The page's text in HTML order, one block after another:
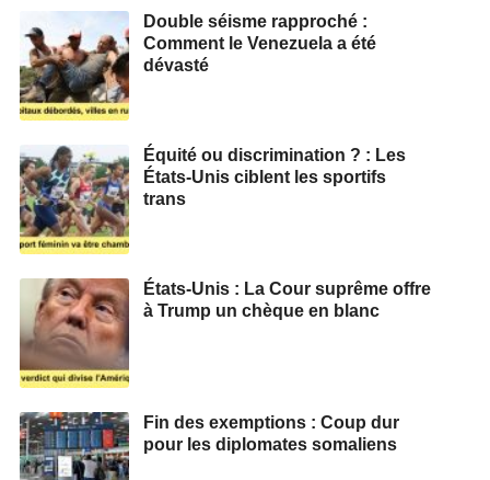
Double séisme rapproché :
Comment le Venezuela a été
dévasté
Équité ou discrimination ? : Les
États-Unis ciblent les sportifs
trans
États-Unis : La Cour suprême offre
à Trump un chèque en blanc
Fin des exemptions : Coup dur
pour les diplomates somaliens